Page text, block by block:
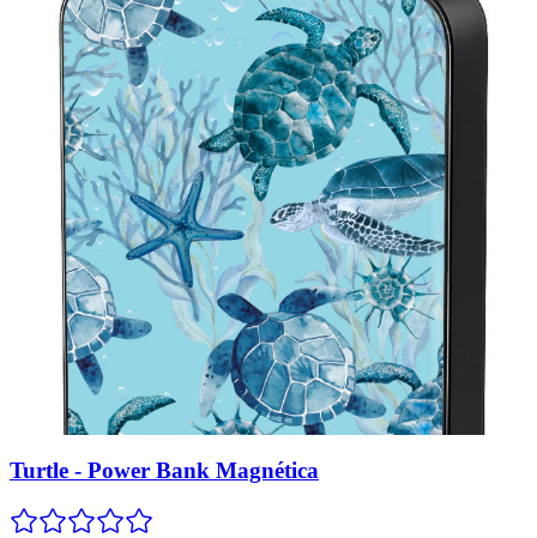
Turtle - Power Bank Magnética